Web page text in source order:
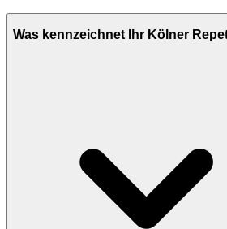
Was kennzeichnet Ihr Kölner